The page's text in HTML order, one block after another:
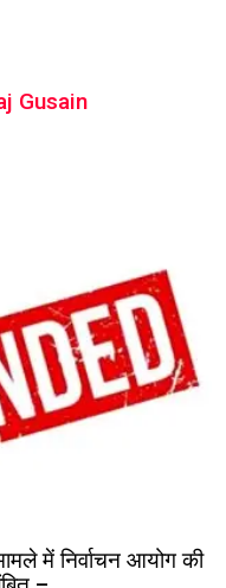
Gusain
में निर्वाचन आयोग की